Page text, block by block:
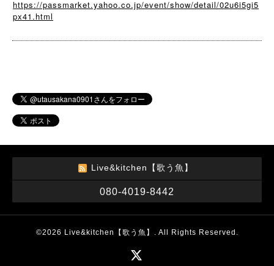
https://passmarket.yahoo.co.jp/event/show/detail/02u6i5gi5
px41.html
Live&kitchen【歌う魚】
080-4019-8442
©2026 Live&kitchen【歌う魚】 . All Rights Reserved.